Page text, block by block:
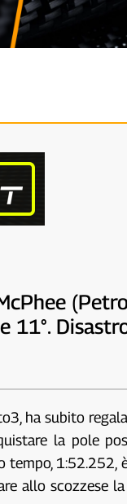
ha subito
la pole
tempo,
allo scozzese